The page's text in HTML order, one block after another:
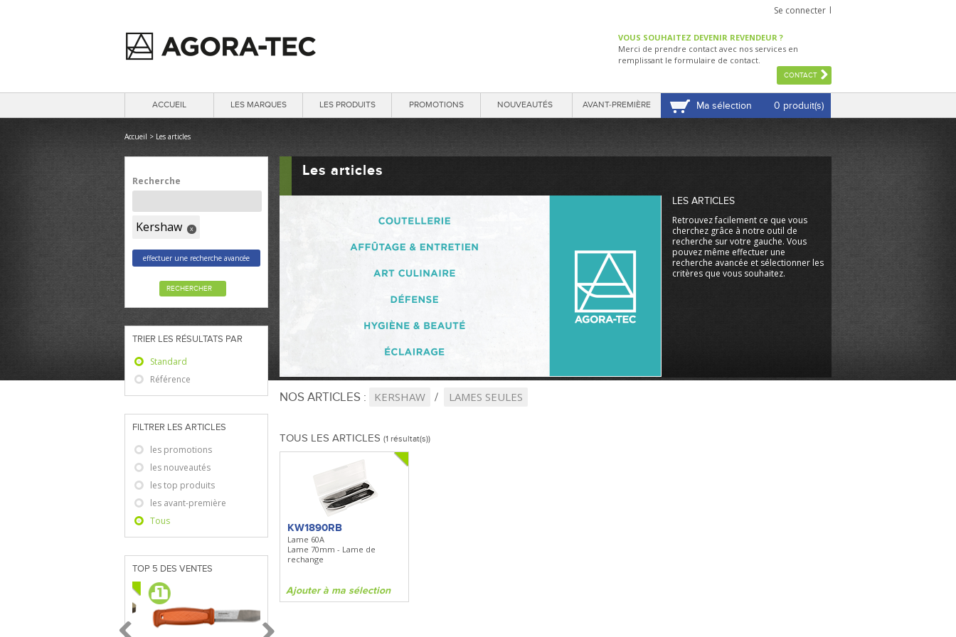
Se connecter
VOUS SOUHAITEZ DEVENIR REVENDEUR ?
Merci de prendre contact avec nos services en
remplissant le formulaire de contact.
CONTACT
ACCUEIL LES MARQUES LES PRODUITS PROMOTIONS NOUVEAUTÉS AVANT-PREMIÈRE Ma sélection 0 produit(s)
Les articles
LES ARTICLES
Retrouvez facilement ce que vous
cherchez grâce à notre outil de
recherche sur votre gauche. Vous
pouvez même effectuer une
recherche avancée et sélectionner les
critères que vous souhaitez.
Accueil > Les articles
Recherche
Kershaw x
effectuer une recherche avancée
RECHERCHER
TRIER LES RÉSULTATS PAR
Standard
Référence
FILTRER LES ARTICLES
les promotions
les nouveautés
les top produits
les avant-première
Tous
TOP 5 DES VENTES
NOS ARTICLES : KERSHAW LAMES SEULES
TOUS LES ARTICLES (1 résultat(s))
KW1890RB
Lame 60A
Lame 70mm - Lame de
rechange
Ajouter à ma sélection